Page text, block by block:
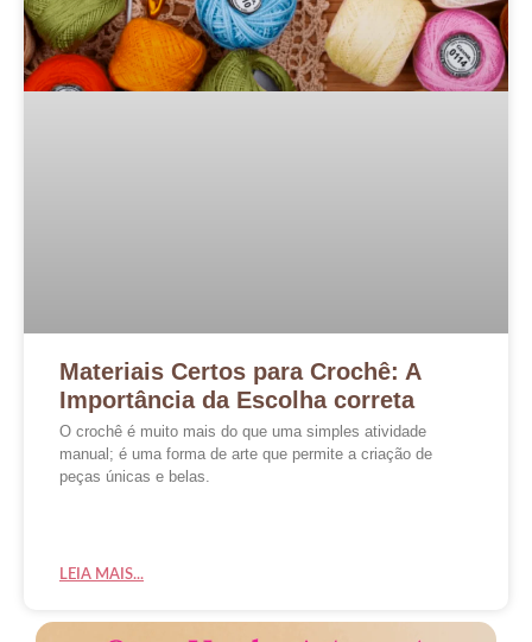
Materiais Certos para Crochê: A
Importância da Escolha correta
O crochê é muito mais do que uma simples atividade
manual; é uma forma de arte que permite a criação de
peças únicas e belas.
LEIA MAIS...